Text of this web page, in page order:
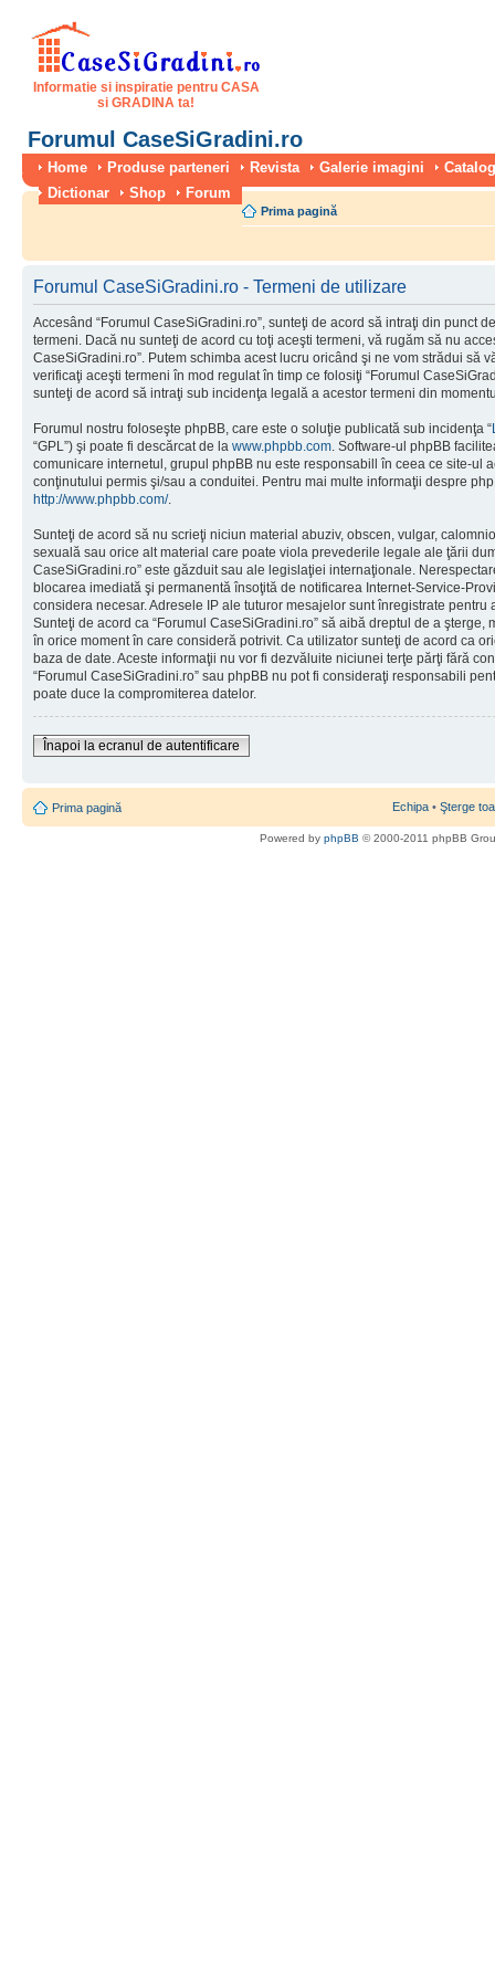
Informatie si inspiratie pentru CASA
si GRADINA ta!
Forumul CaseSiGradini.ro
Home Produse parteneri Revista Galerie imagini
Dictionar
Shop Forum
Prima pagină
Forumul CaseSiGradini.ro - Termeni de utilizare
Accesând “Forumul CaseSiGradini.ro”, sunteţi de acord să intraţi din punct
termeni. Dacă nu sunteţi de acord cu toţi aceşti termeni, vă rugăm să nu
CaseSiGradini.ro”. Putem schimba acest lucru oricând şi ne vom strădui să
verificaţi aceşti termeni în mod regulat în timp ce folosiţi “Forumul
sunteţi de acord să intraţi sub incidenţa legală a acestor termeni din
Forumul nostru foloseşte phpBB, care este o soluţie publicată sub incidenţa “
“GPL”) şi poate fi descărcat de la www.phpbb.com. Software-ul phpBB
comunicare internetul, grupul phpBB nu este responsabill în ceea ce site-ul
conţinutului permis şi/sau a conduitei. Pentru mai multe informaţii despre
http://www.phpbb.com/.
Sunteţi de acord să nu scrieţi niciun material abuziv, obscen, vulgar,
sexuală sau orice alt material care poate viola prevederile legale ale ţării
CaseSiGradini.ro” este găzduit sau ale legislaţiei internaţionale.
blocarea imediată şi permanentă însoţită de notificarea Internet-Service-
considera necesar. Adresele IP ale tuturor mesajelor sunt înregistrate
Sunteţi de acord ca “Forumul CaseSiGradini.ro” să aibă dreptul de a
în orice moment în care consideră potrivit. Ca utilizator sunteţi de acord ca
baza de date. Aceste informaţii nu vor fi dezvăluite niciunei terţe părţi fără
“Forumul CaseSiGradini.ro” sau phpBB nu pot fi consideraţi responsabili
poate duce la compromiterea datelor.
Înapoi la ecranul de autentificare
Prima pagină Echipa • Şterge
Powered by phpBB © 2000-2011 phpBB